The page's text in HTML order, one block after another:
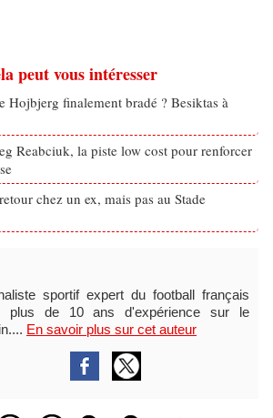
peut vous intéresser
Hojbjerg finalement bradé ? Besiktas à
Reabciuk, la piste low cost pour renforcer
chez un ex, mais pas au Stade
sportif expert du football français
plus de 10 ans d'expérience sur le
En savoir plus sur cet auteur